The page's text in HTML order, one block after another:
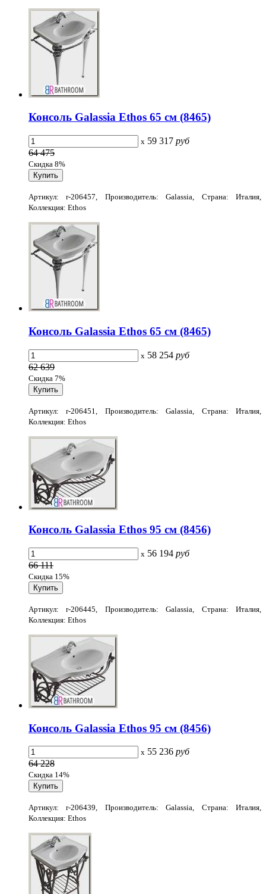
Консоль Galassia Ethos 65 см (8465)
x 59 317 руб
64 475
Скидка 8%
Артикул: r-206457, Производитель: Galassia, Страна: Италия,
Коллекция: Ethos
Консоль Galassia Ethos 65 см (8465)
x 58 254 руб
62 639
Скидка 7%
Артикул: r-206451, Производитель: Galassia, Страна: Италия,
Коллекция: Ethos
Консоль Galassia Ethos 95 см (8456)
x 56 194 руб
66 111
Скидка 15%
Артикул: r-206445, Производитель: Galassia, Страна: Италия,
Коллекция: Ethos
Консоль Galassia Ethos 95 см (8456)
x 55 236 руб
64 228
Скидка 14%
Артикул: r-206439, Производитель: Galassia, Страна: Италия,
Коллекция: Ethos